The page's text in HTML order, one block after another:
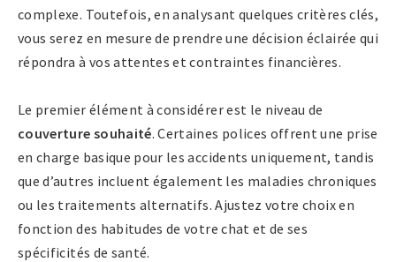
complexe. Toutefois, en analysant quelques critères clés,
vous serez en mesure de prendre une décision éclairée qui
répondra à vos attentes et contraintes financières.
Le premier élément à considérer est le niveau de
couverture souhaité. Certaines polices offrent une prise
en charge basique pour les accidents uniquement, tandis
que d’autres incluent également les maladies chroniques
ou les traitements alternatifs. Ajustez votre choix en
fonction des habitudes de votre chat et de ses
spécificités de santé.